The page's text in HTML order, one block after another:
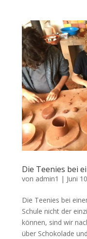
Die Teenies bei
von admin1 | Juni
Die Teenies bei
Schule nicht der
können, sind wir
über Schokolade